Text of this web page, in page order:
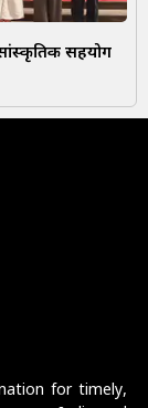
सहयोग
for timely,